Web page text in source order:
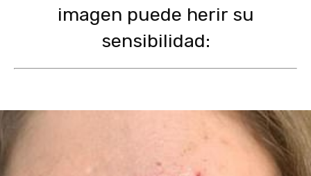
imagen puede herir su
sensibilidad: